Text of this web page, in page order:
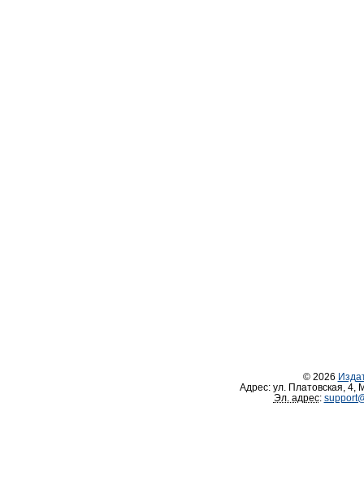
© 2026
Адрес: ул. Платовская, 4
Эл. адрес: